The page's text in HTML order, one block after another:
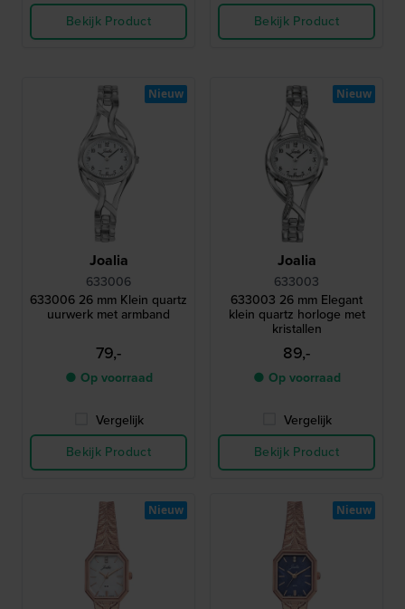
Bekijk Product
Bekijk Product
Joalia
633006
633006 26 mm Klein quartz
uurwerk met armband
79,-
● Op voorraad
Vergelijk
Bekijk Product
Nieuw
Joalia
633003
633003 26 mm Elegant
klein quartz horloge met
kristallen
89,-
● Op voorraad
Vergelijk
Bekijk Product
Nieuw
Nieuw Nieuw